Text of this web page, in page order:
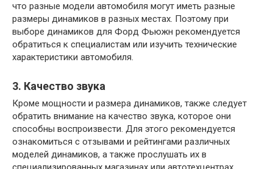
что разные модели автомобиля могут иметь разные
размеры динамиков в разных местах. Поэтому при
выборе динамиков для Форд Фьюжн рекомендуется
обратиться к специалистам или изучить технические
характеристики автомобиля.
3. Качество звука
Кроме мощности и размера динамиков, также следует
обратить внимание на качество звука, которое они
способны воспроизвести. Для этого рекомендуется
ознакомиться с отзывами и рейтингами различных
моделей динамиков, а также прослушать их в